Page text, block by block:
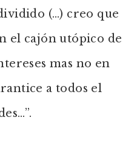
(…) creo que
el cajón utópico de
mas no en
a todos el